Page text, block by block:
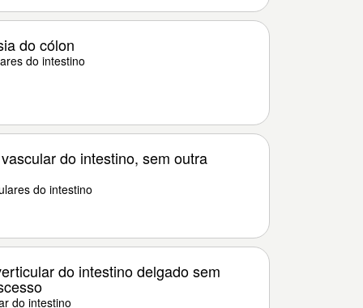
do cólon
do intestino
do intestino, sem outra
do intestino
do intestino delgado sem
do intestino